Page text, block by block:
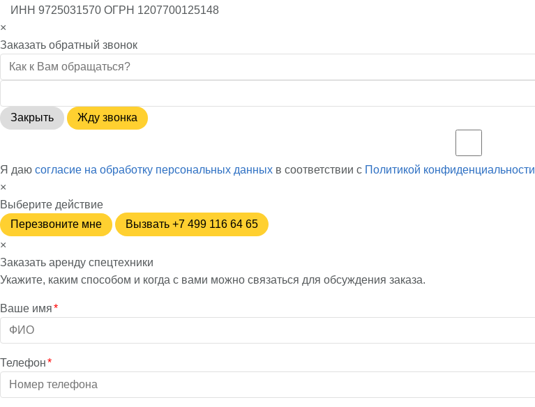
ИНН 9725031570 ОГРН 1207700125148
×
Заказать обратный звонок
Закрыть Жду звонка
Я даю согласие на обработку персональных данных в соответствии с Политикой конфиденциальности
×
Выберите действие
Перезвоните мне
Вызвать +7 499 116 64 65
×
Заказать аренду спецтехники
Укажите, каким способом и когда с вами можно связаться для обсуждения заказа.
Ваше имя*
Телефон*